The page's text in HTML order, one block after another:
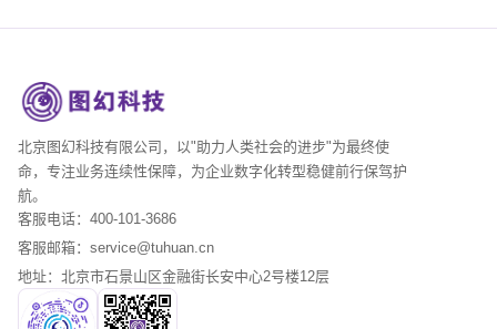
北京图幻科技有限公司，以"助力人类社会的进步"为最终使
命，专注业务连续性保障，为企业数字化转型稳健前行保驾护
航。
客服电话：400-101-3686
客服邮箱：service@tuhuan.cn
地址：北京市石景山区金融街长安中心2号楼12层